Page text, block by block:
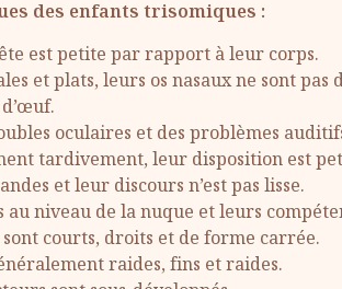
des enfants trisomiques :
est petite par rapport à leur corps.
et plats, leurs os nasaux ne sont
oculaires et des problèmes
tardivement, leur disposition est
et leur discours n’est pas lisse.
niveau de la nuque et leurs
courts, droits et de forme carrée.
raides, fins et raides.